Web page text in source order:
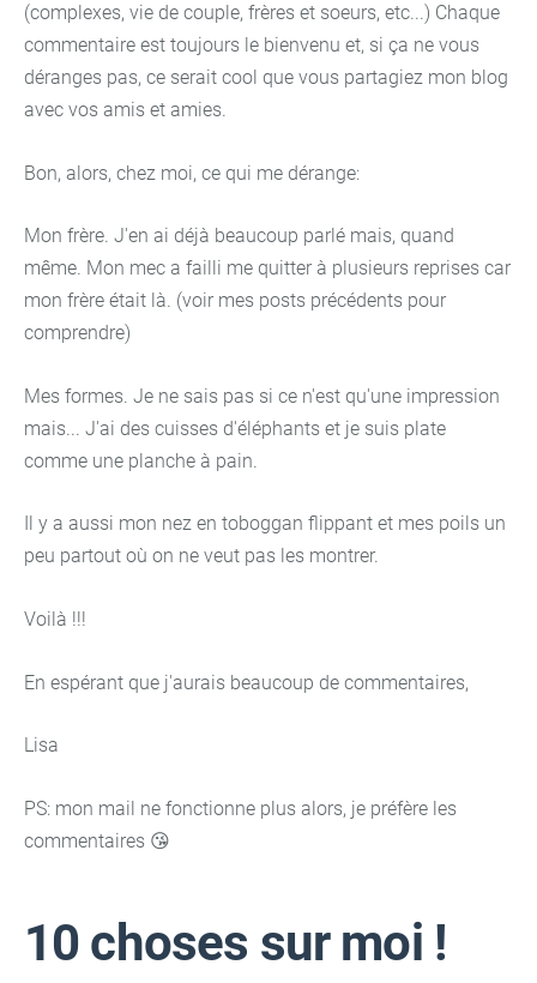
(complexes, vie de couple, frères et soeurs, etc...) Chaque
commentaire est toujours le bienvenu et, si ça ne vous
déranges pas, ce serait cool que vous partagiez mon blog
avec vos amis et amies.
Bon, alors, chez moi, ce qui me dérange:
Mon frère. J'en ai déjà beaucoup parlé mais, quand
même. Mon mec a failli me quitter à plusieurs reprises car
mon frère était là. (voir mes posts précédents pour
comprendre)
Mes formes. Je ne sais pas si ce n'est qu'une impression
mais... J'ai des cuisses d'éléphants et je suis plate
comme une planche à pain.
Il y a aussi mon nez en toboggan flippant et mes poils un
peu partout où on ne veut pas les montrer.
Voilà !!!
En espérant que j'aurais beaucoup de commentaires,
Lisa
PS: mon mail ne fonctionne plus alors, je préfère les
commentaires 😘
10 choses sur moi !